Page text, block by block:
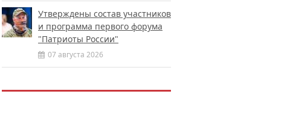
Утверждены состав участников
и программа первого форума
"Патриоты России"
07 августа 2026